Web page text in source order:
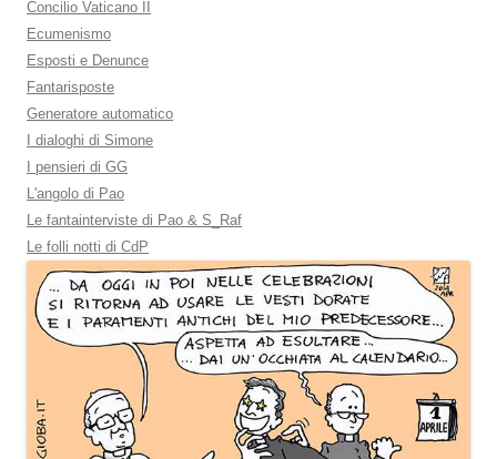
Concilio Vaticano II
Ecumenismo
Esposti e Denunce
Fantarisposte
Generatore automatico
I dialoghi di Simone
I pensieri di GG
L'angolo di Pao
Le fantainterviste di Pao & S_Raf
Le folli notti di CdP